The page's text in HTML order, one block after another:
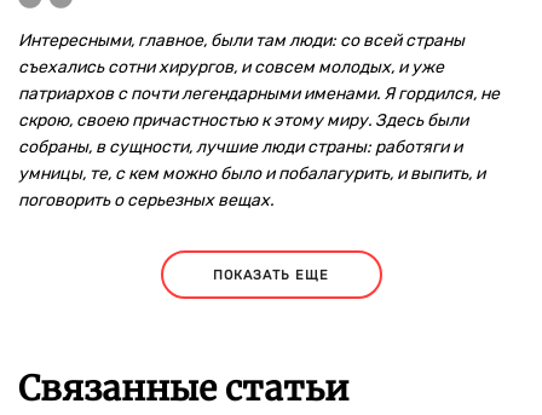
Интересными, главное, были там люди: со всей страны
съехались сотни хирургов, и совсем молодых, и уже
патриархов с почти легендарными именами. Я гордился, не
скрою, своею причастностью к этому миру. Здесь были
собраны, в сущности, лучшие люди страны: работяги и
умницы, те, с кем можно было и побалагурить, и выпить, и
поговорить о серьезных вещах.
ПОКАЗАТЬ ЕЩЕ
Связанные статьи